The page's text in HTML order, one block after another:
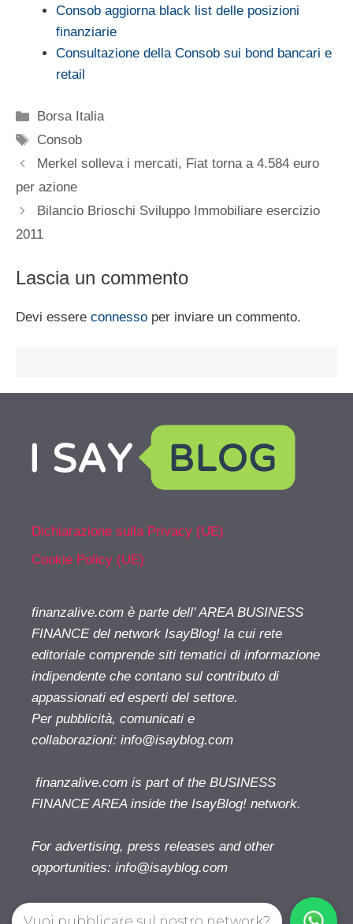
Consob aggiorna black list delle posizioni
finanziarie
Consultazione della Consob sui bond bancari e
retail
Categorie
Borsa Italia
Tag
Consob
Merkel solleva i mercati, Fiat torna a 4.584 euro
per azione
Bilancio Brioschi Sviluppo Immobiliare esercizio
2011
Lascia un commento
Devi essere connesso per inviare un commento.
Dichiarazione sulla Privacy (UE)
Cookie Policy (UE)
finanzalive.com è parte dell' AREA BUSINESS
FINANCE del network IsayBlog! la cui rete
editoriale comprende siti tematici di informazione
indipendente che contano sul contributo di
appassionati ed esperti del settore.
Per pubblicità, comunicati e
collaborazioni: info@isayblog.com
finanzalive.com is part of the BUSINESS
FINANCE AREA inside the IsayBlog! network.
For advertising, press releases and other
opportunities: info@isayblog.com
Vuoi pubblicare sul nostro network?